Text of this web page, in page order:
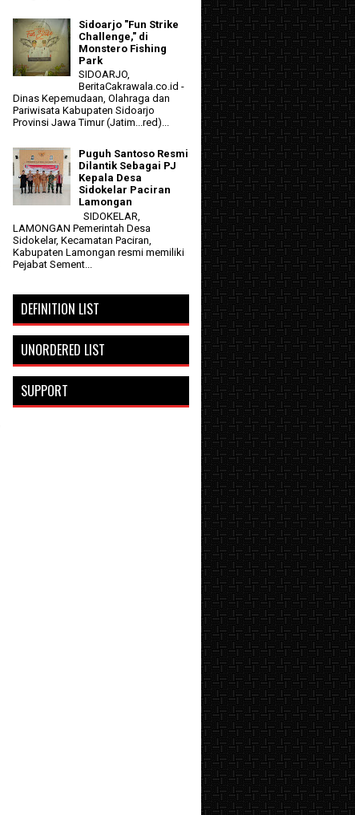
Sidoarjo "Fun Strike
Challenge," di
Monstero Fishing
Park
SIDOARJO,
BeritaCakrawala.co.id -
Dinas Kepemudaan, Olahraga dan
Pariwisata Kabupaten Sidoarjo
Provinsi Jawa Timur (Jatim...red)...
Puguh Santoso Resmi
Dilantik Sebagai PJ
Kepala Desa
Sidokelar Paciran
Lamongan
SIDOKELAR,
LAMONGAN Pemerintah Desa
Sidokelar, Kecamatan Paciran,
Kabupaten Lamongan resmi memiliki
Pejabat Sement...
DEFINITION LIST
UNORDERED LIST
SUPPORT